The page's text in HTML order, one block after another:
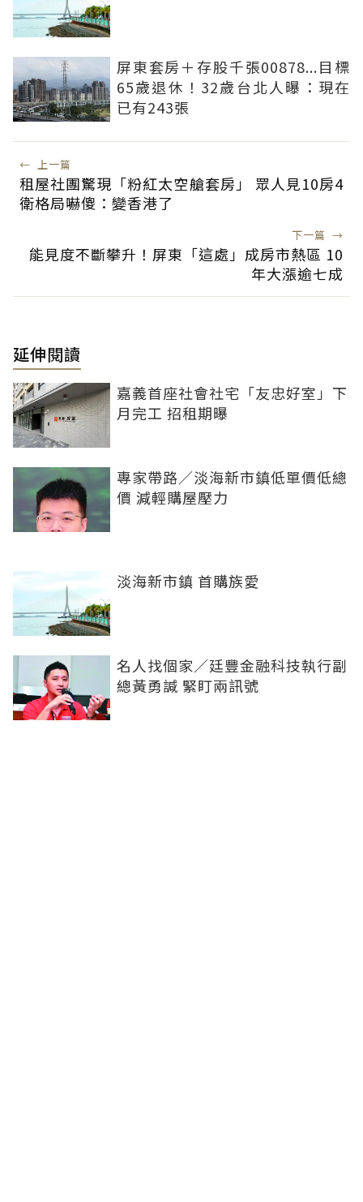
屏東套房＋存股千張00878...目標
65歲退休！32歲台北人曝：現在
已有243張
← 上一篇
租屋社團驚現「粉紅太空艙套房」 眾人見10房4
衛格局嚇傻：變香港了
下一篇 →
能見度不斷攀升！屏東「這處」成房市熱區 10
年大漲逾七成
延伸閱讀
嘉義首座社會社宅「友忠好室」下
月完工 招租期曝
專家帶路／淡海新市鎮低單價低總
價 減輕購屋壓力
淡海新市鎮 首購族愛
名人找個家／廷豐金融科技執行副
總黃勇諴 緊盯兩訊號